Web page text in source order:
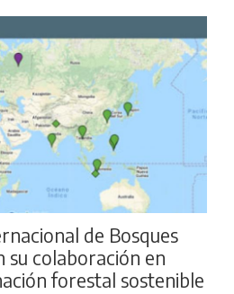
de Bosques
su colaboración en
forestal sostenible